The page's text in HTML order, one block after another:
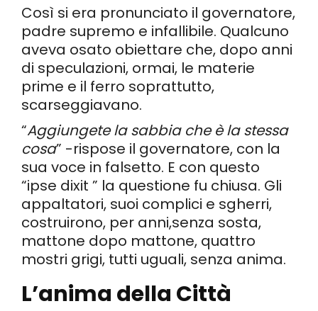
Così si era pronunciato il governatore,
padre supremo e infallibile. Qualcuno
aveva osato obiettare che, dopo anni
di speculazioni, ormai, le materie
prime e il ferro soprattutto,
scarseggiavano.
“Aggiungete la sabbia che è la stessa
cosa” -rispose il governatore, con la
sua voce in falsetto. E con questo
“ipse dixit ” la questione fu chiusa. Gli
appaltatori, suoi complici e sgherri,
costruirono, per anni,senza sosta,
mattone dopo mattone, quattro
mostri grigi, tutti uguali, senza anima.
L’anima della Città